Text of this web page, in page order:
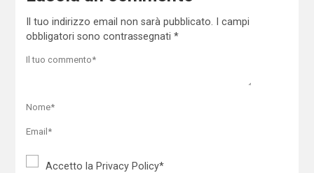
Il tuo indirizzo email non sarà pubblicato.
I campi
obbligatori sono contrassegnati *
Accetto la Privacy Policy*